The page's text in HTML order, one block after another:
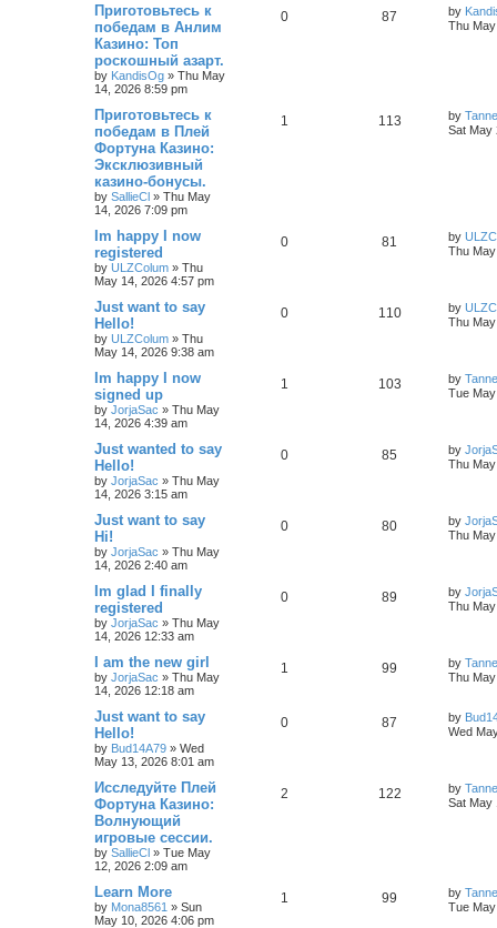
Приготовьтесь к
победам в Анлим
Казино: Топ
роскошный азарт.
by KandisOg » Thu May
14, 2026 8:59 pm
0 87 by
Thu
Приготовьтесь к
победам в Плей
Фортуна Казино:
Эксклюзивный
казино-бонусы.
by SallieCl » Thu May
14, 2026 7:09 pm
1 113 by
Sat May
Im happy I now
registered
by ULZColum » Thu
May 14, 2026 4:57 pm
0 81 by
Thu
Just want to say
Hello!
by ULZColum » Thu
May 14, 2026 9:38 am
0 110 by
Thu
Im happy I now
signed up
by JorjaSac » Thu May
14, 2026 4:39 am
1 103 by
Tue
Just wanted to say
Hello!
by JorjaSac » Thu May
14, 2026 3:15 am
0 85 by
Thu
Just want to say
Hi!
by JorjaSac » Thu May
14, 2026 2:40 am
0 80 by
Thu
Im glad I finally
registered
by JorjaSac » Thu May
14, 2026 12:33 am
0 89 by
Thu
I am the new girl
by JorjaSac » Thu May
14, 2026 12:18 am
1 99 by
Thu
Just want to say
Hello!
by Bud14A79 » Wed
May 13, 2026 8:01 am
0 87 by
Wed
Исследуйте Плей
Фортуна Казино:
Волнующий
игровые сессии.
by SallieCl » Tue May
12, 2026 2:09 am
2 122 by
Sat May
Learn More
by Mona8561 » Sun
May 10, 2026 4:06 pm
1 99 by
Tue